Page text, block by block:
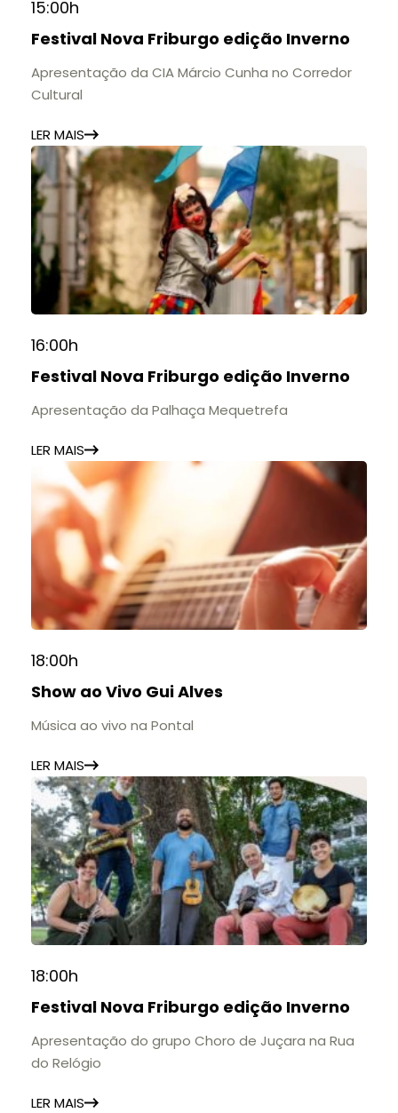
15:00h
Festival Nova Friburgo edição Inverno
Apresentação da CIA Márcio Cunha no Corredor
Cultural
LER MAIS
16:00h
Festival Nova Friburgo edição Inverno
Apresentação da Palhaça Mequetrefa
LER MAIS
18:00h
Show ao Vivo Gui Alves
Música ao vivo na Pontal
LER MAIS
18:00h
Festival Nova Friburgo edição Inverno
Apresentação do grupo Choro de Juçara na Rua
do Relógio
LER MAIS